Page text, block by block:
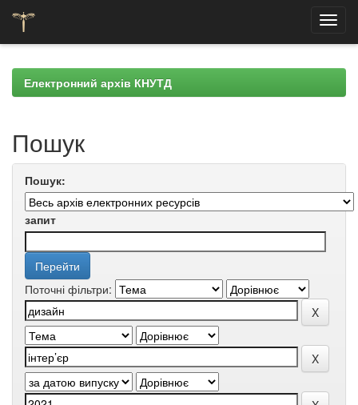
navigationЕлектронний архів КНУТД
Пошук
Пошук:
запит
Поточні фільтри: